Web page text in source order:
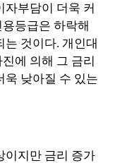
자부담이 더욱 커
등급은 하락해
는 것이다. 개인대
에 의해 그 금리
욱 낮아질 수 있는
이지만 금리 증가